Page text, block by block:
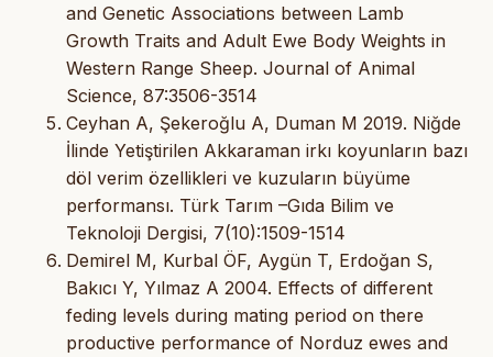
and Genetic Associations between Lamb
Growth Traits and Adult Ewe Body Weights in
Western Range Sheep. Journal of Animal
Science, 87:3506-3514
Ceyhan A, Şekeroğlu A, Duman M 2019. Niğde
İlinde Yetiştirilen Akkaraman irkı koyunların bazı
döl verim özellikleri ve kuzuların büyüme
performansı. Türk Tarım –Gıda Bilim ve
Teknoloji Dergisi, 7(10):1509-1514
Demirel M, Kurbal ÖF, Aygün T, Erdoğan S,
Bakıcı Y, Yılmaz A 2004. Effects of different
feding levels during mating period on there
productive performance of Norduz ewes and